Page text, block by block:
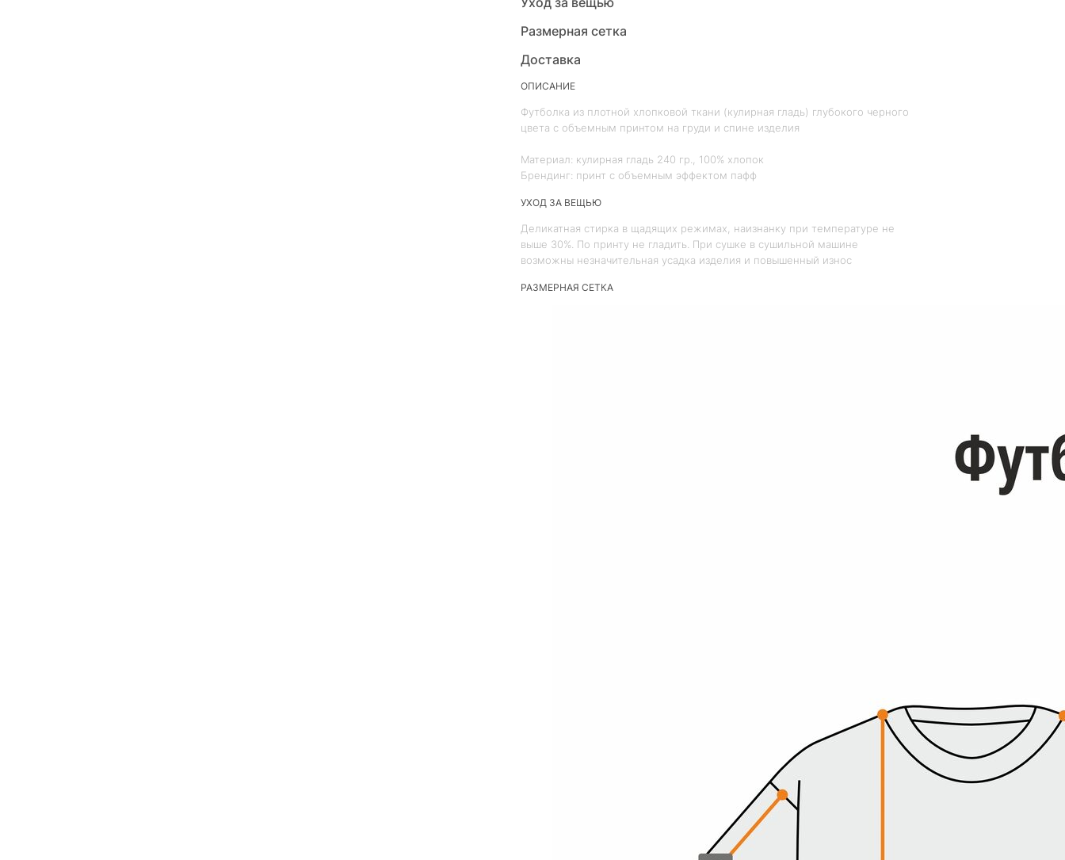
Размерная сетка
Доставка
ОПИСАНИЕ
Футболка из плотной хлопковой ткани (кулирная гладь) глубокого черного
цвета с объемным принтом на груди и спине изделия
Материал: кулирная гладь 240 гр., 100% хлопок
Брендинг: принт с объемным эффектом пафф
УХОД ЗА ВЕЩЬЮ
Деликатная стирка в щадящих режимах, наизнанку при температуре не
выше 30%. По принту не гладить. При сушке в сушильной машине
возможны незначительная усадка изделия и повышенный износ
РАЗМЕРНАЯ СЕТКА